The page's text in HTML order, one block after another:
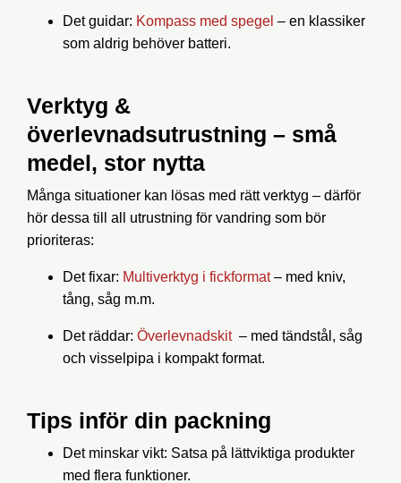
Det guidar: Kompass med spegel – en klassiker
som aldrig behöver batteri.
Verktyg &
överlevnadsutrustning – små
medel, stor nytta
Många situationer kan lösas med rätt verktyg – därför
hör dessa till all utrustning för vandring som bör
prioriteras:
Det fixar: Multiverktyg i fickformat– med kniv,
tång, såg m.m.
Det räddar: Överlevnadskit– med tändstål, såg
och visselpipa i kompakt format.
Tips inför din packning
Det minskar vikt: Satsa på lättviktiga produkter
med flera funktioner.